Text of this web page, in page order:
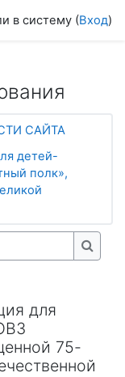
в систему (Вход)
САЙТА
детей-
полк»,
для
75-